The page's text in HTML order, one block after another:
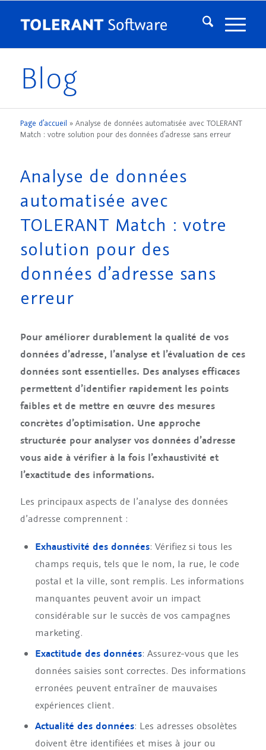
Blog
Page d’accueil » Analyse de données automatisée avec TOLERANT
Match : votre solution pour des données d’adresse sans erreur
Analyse de données
automatisée avec
TOLERANT Match : votre
solution pour des
données d’adresse sans
erreur
Pour améliorer durablement la qualité de vos
données d’adresse, l’analyse et l’évaluation de ces
données sont essentielles. Des analyses efficaces
permettent d’identifier rapidement les points
faibles et de mettre en œuvre des mesures
concrètes d’optimisation. Une approche
structurée pour analyser vos données d’adresse
vous aide à vérifier à la fois l’exhaustivité et
l’exactitude des informations.
Les principaux aspects de l’analyse des données
d’adresse comprennent :
Exhaustivité des données: Vérifiez si tous les
champs requis, tels que le nom, la rue, le code
postal et la ville, sont remplis. Les informations
manquantes peuvent avoir un impact
considérable sur le succès de vos campagnes
marketing.
Exactitude des données: Assurez-vous que les
données saisies sont correctes. Des informations
erronées peuvent entraîner de mauvaises
expériences client.
Actualité des données: Les adresses obsolètes
doivent être identifiées et mises à jour ou